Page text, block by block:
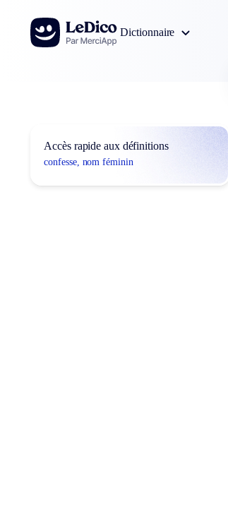
Aller au contenu
Dictionnaire
Accès rapide aux définitions
confesse, nom féminin